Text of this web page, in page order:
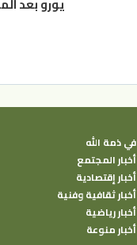
في ذمة الله
أخبار المجتمع
أخبار إقتصادية
أخبار ثقافية وفنية
أخبار رياضية
أخبار منوعة